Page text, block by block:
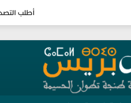
أطلب